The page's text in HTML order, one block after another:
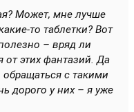
Может, мне лучше
то таблетки? Вот
– вряд ли
этих фантазий. Да
обращаться с такими
дорого у них – я уже